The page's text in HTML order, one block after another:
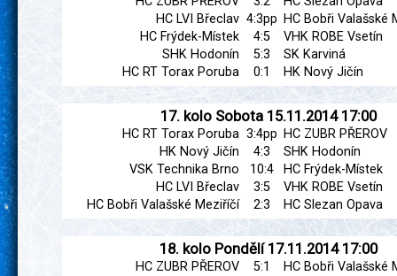
HC LVI Břeclav 4:3pp HC Bobři Valašské
HC Frýdek-Místek
4:5
VHK ROBE Vsetín
SHK Hodonín
5:3
SK Karviná
HC RT Torax Poruba
0:1 HK Nový Jičín
17. kolo Sobota 15.11.2014 17:00
HC RT Torax Poruba 3:4pp HC ZUBR PŘEROV
HK Nový Jičín
4:3
SHK Hodonín
VSK Technika Brno
10:4
HC Frýdek-Místek
HC LVI Břeclav
3:5
VHK ROBE Vsetín
HC Bobři Valašské Meziříčí
2:3 HC Slezan Opava
18. kolo Pondělí 17.11.2014 17:00
HC ZUBR PŘEROV 5:1
HC Bobři Valašské